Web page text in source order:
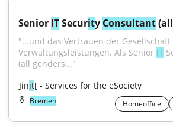
Senior IT Security Consultant
"...und das Vertrauen der
Verwaltungsleistungen. Als Senior IT
(all genders..."
]init[ - Services for the eSociety
Bremen Homeoffice